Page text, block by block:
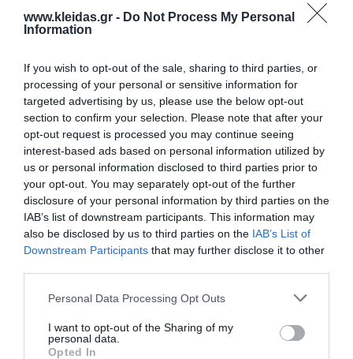
www.kleidas.gr - Do Not Process My Personal
Information
If you wish to opt-out of the sale, sharing to third parties, or
processing of your personal or sensitive information for
targeted advertising by us, please use the below opt-out
section to confirm your selection. Please note that after your
opt-out request is processed you may continue seeing
interest-based ads based on personal information utilized by
us or personal information disclosed to third parties prior to
your opt-out. You may separately opt-out of the further
disclosure of your personal information by third parties on the
IAB’s list of downstream participants. This information may
also be disclosed by us to third parties on the IAB’s List of
Downstream Participants that may further disclose it to other
Personal Data Processing Opt Outs
I want to opt-out of the Sharing of my
personal data.
Opted In
Νο5
Κωδικός: 040074 EDUCO (By HEUTINK)